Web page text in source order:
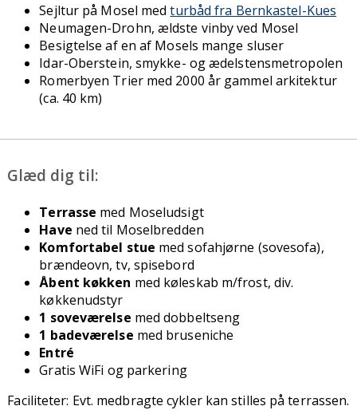
Sejltur på Mosel medturbåd fra Bernkastel-Kues
Neumagen-Drohn, ældste vinby ved Mosel
Besigtelse af en af Mosels mange sluser
Idar-Oberstein, smykke- og ædelstensmetropolen
Romerbyen Trier med 2000 år gammel arkitektur
(ca. 40 km)
Glæd dig til:
Terrasse med Moseludsigt
Have ned til Moselbredden
Komfortabel stue med sofahjørne (sovesofa),
brændeovn, tv, spisebord
Åbent køkken med køleskab m/frost, div.
køkkenudstyr
1 soveværelse med dobbeltseng
1 badeværelse med bruseniche
Entré
Gratis WiFi og parkering
Faciliteter: Evt. medbragte cykler kan stilles på terrassen.